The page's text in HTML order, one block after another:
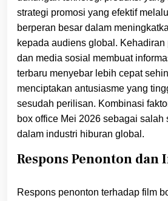
strategi promosi yang efektif
berperan besar dalam
kepada audiens global. Kehadiran
dan media sosial membuat
terbaru menyebar lebih cepat
menciptakan antusiasme yang
sesudah perilisan. Kombinasi
box office Mei 2026 sebagai salah
dalam industri hiburan global.
Respons Penonton dan
Respons penonton terhadap film